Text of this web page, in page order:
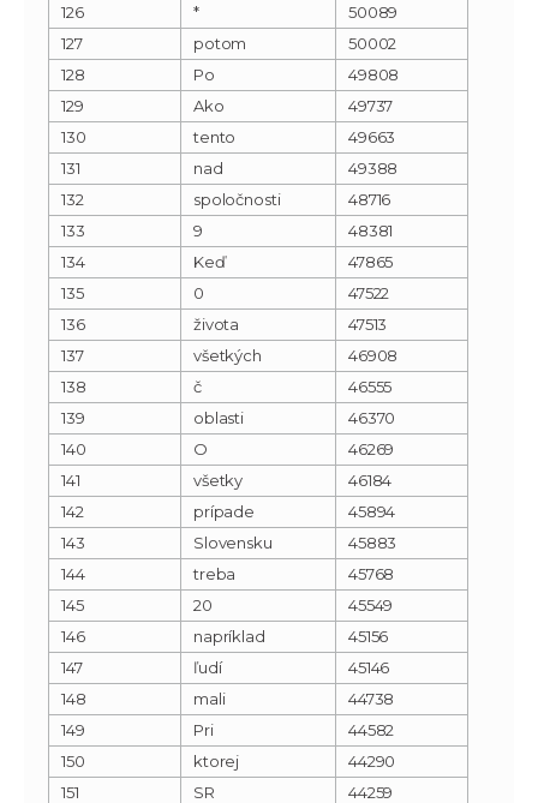
126
*
50089
127
potom
50002
128
Po
49808
129
Ako
49737
130
tento
49663
131
nad
49388
132
spoločnosti
48716
133
9
48381
134
Keď
47865
135
0
47522
136
života
47513
137
všetkých
46908
138
č
46555
139
oblasti
46370
140
O
46269
141
všetky
46184
142
prípade
45894
143
Slovensku
45883
144
treba
45768
145
20
45549
146
napríklad
45156
147
ľudí
45146
148
mali
44738
149
Pri
44582
150
ktorej
44290
151
SR
44259